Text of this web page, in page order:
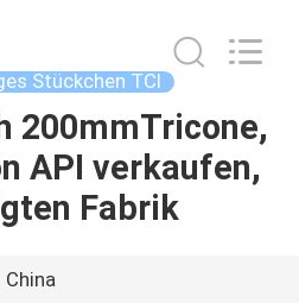
Stückchen TCI
200mmTricone,
API verkaufen,
Fabrik
China